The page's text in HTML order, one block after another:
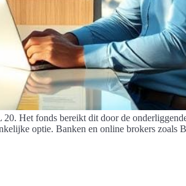
Het fonds bereikt dit door de
optie. Banken en online brokers zoals